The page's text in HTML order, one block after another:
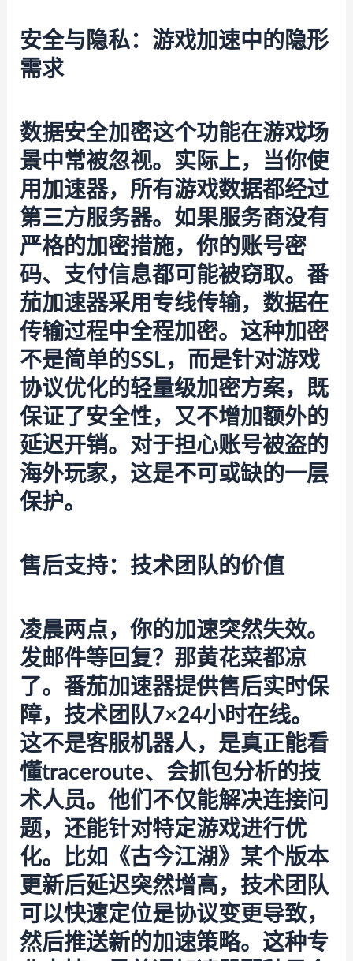
安全与隐私：游戏加速中的隐形
需求
数据安全加密这个功能在游戏场
景中常被忽视。实际上，当你使
用加速器，所有游戏数据都经过
第三方服务器。如果服务商没有
严格的加密措施，你的账号密
码、支付信息都可能被窃取。 番
茄加速器采用专线传输，数据在
传输过程中全程加密。这种加密
不是简单的SSL，而是针对游戏
协议优化的轻量级加密方案，既
保证了安全性，又不增加额外的
延迟开销。对于担心账号被盗的
海外玩家，这是不可或缺的一层
保护。
售后支持：技术团队的价值
凌晨两点，你的加速突然失效。
发邮件等回复？那黄花菜都凉
了。 番茄加速器提供售后实时保
障，技术团队7×24小时在线。
这不是客服机器人，是真正能看
懂traceroute、会抓包分析的技
术人员。他们不仅能解决连接问
题，还能针对特定游戏进行优
化。比如《古今江湖》某个版本
更新后延迟突然增高，技术团队
可以快速定位是协议变更导致，
然后推送新的加速策略。这种专